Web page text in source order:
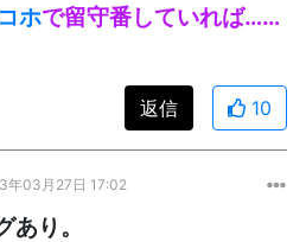
ホで留守番していれば……
返信 10
年03月27日 17:02
り。